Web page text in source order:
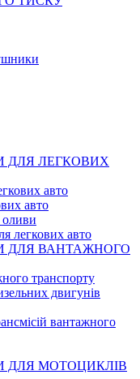
ДЛЯ ЛЕГКОВИХ
авто
авто
оливи
легкових авто
ДЛЯ ВАНТАЖНОГО
транспорту
двигунів
вантажного
ДЛЯ МОТОЦИКЛІВ